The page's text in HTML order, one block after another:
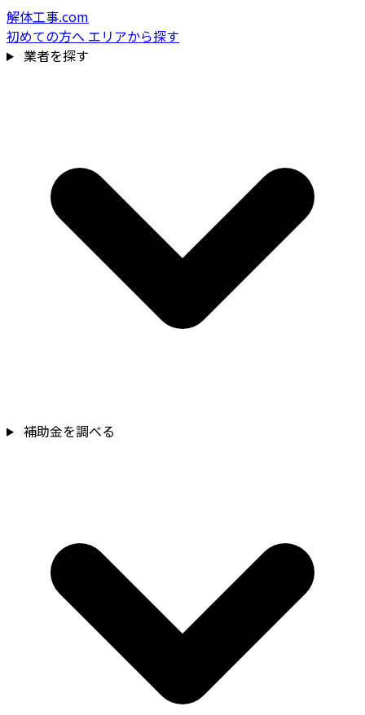
解体工事.com
初めての方へ エリアから探す
業者を探す
補助金を調べる